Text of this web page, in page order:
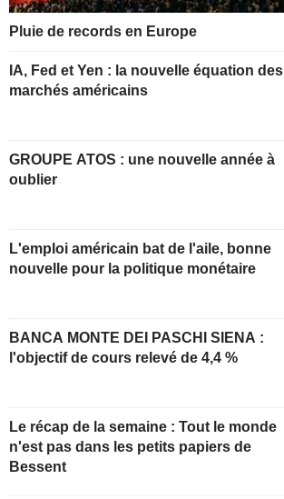
Pluie de records en Europe
IA, Fed et Yen : la nouvelle équation des
marchés américains
GROUPE ATOS : une nouvelle année à
oublier
L'emploi américain bat de l'aile, bonne
nouvelle pour la politique monétaire
BANCA MONTE DEI PASCHI SIENA :
l'objectif de cours relevé de 4,4 %
Le récap de la semaine : Tout le monde
n'est pas dans les petits papiers de
Bessent